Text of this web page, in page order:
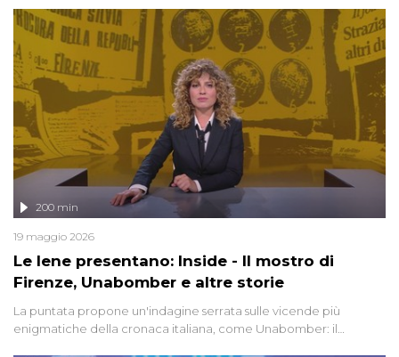
Le Iene presentano: Inside - Il mostro di
Firenze, Unabomber e altre storie
200 min
19 maggio 2026
La puntata propone un'indagine serrata sulle vicende più
enigmatiche della cronaca italiana, come Unabomber: il